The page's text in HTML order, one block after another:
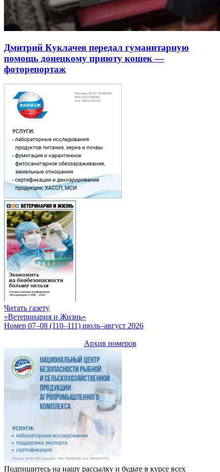
Дмитрий Куклачев передал гуманитарную
помощь донецкому приюту кошек —
фоторепортаж
Читать газету
«Ветеринария и Жизнь»
Номер 07–08 (110–111) июль–август 2026
Архив номеров
Подпишитесь на нашу рассылку и будьте в курсе всех